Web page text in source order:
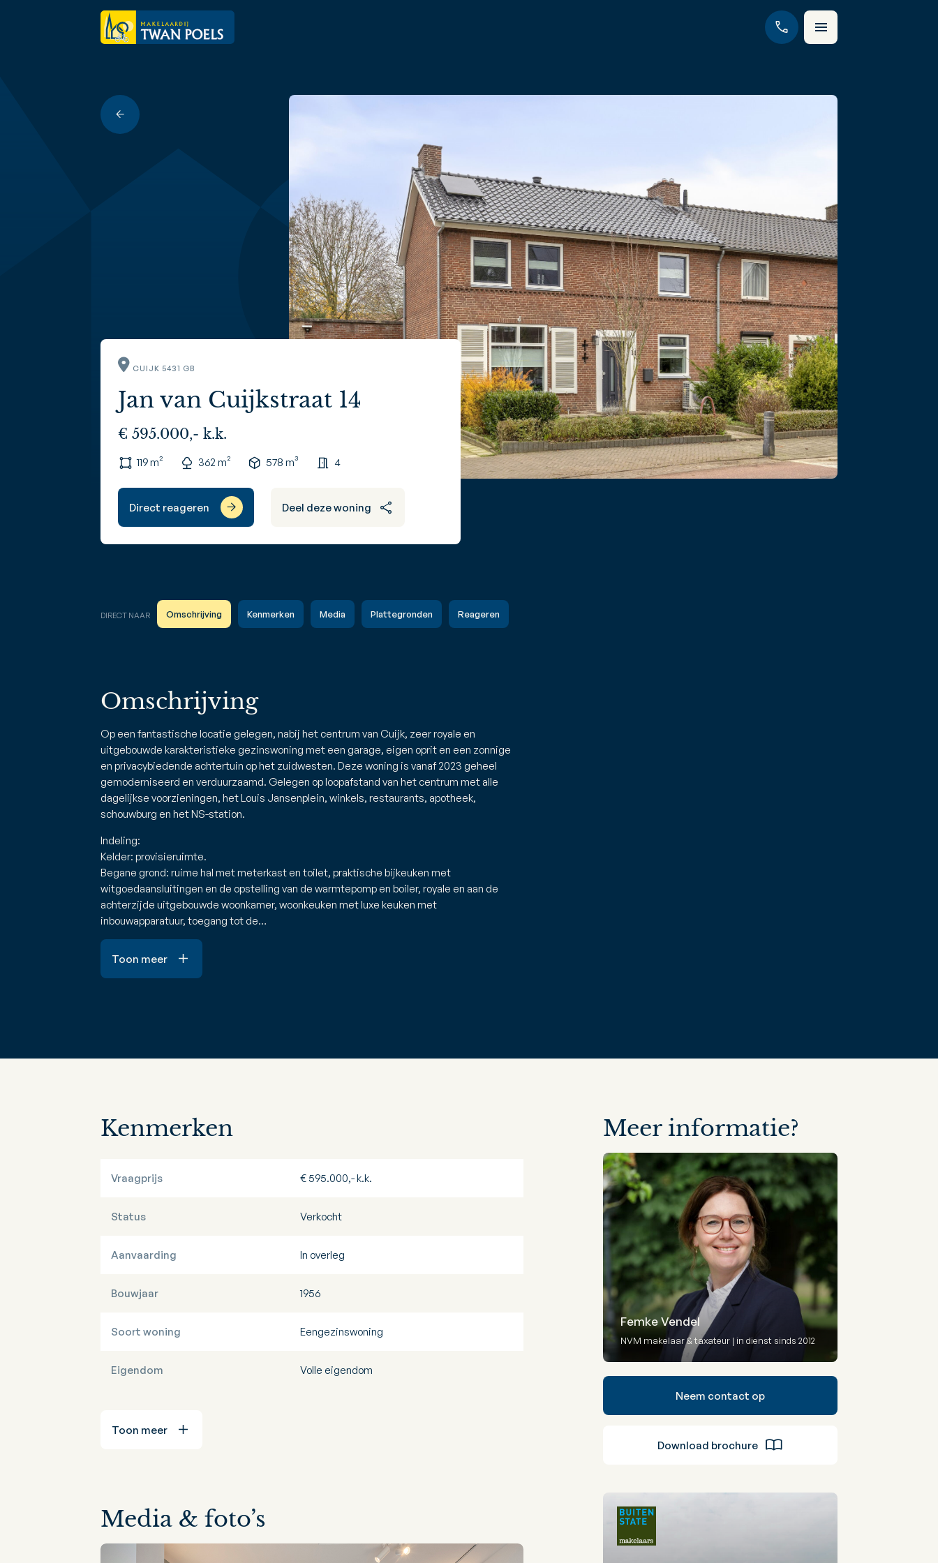
CUIJK 5431 GB
Jan van Cuijkstraat 14
€ 595.000,- k.k.
119 m² 362 m² 578 m³ 4
Direct reageren Deel deze woning
DIRECT NAAR Omschrijving Kenmerken Media Plattegronden Reageren
Omschrijving
Op een fantastische locatie gelegen, nabij het centrum van Cuijk, zeer royale en
uitgebouwde karakteristieke gezinswoning met een garage, eigen oprit en een zonnige
en privacybiedende achtertuin op het zuidwesten. Deze woning is vanaf 2023 geheel
gemoderniseerd en verduurzaamd. Gelegen op loopafstand van het centrum met alle
dagelijkse voorzieningen, het Louis Jansenplein, winkels, restaurants, apotheek,
schouwburg en het NS-station.
Indeling:
Kelder: provisieruimte.
Begane grond: ruime hal met meterkast en toilet, praktische bijkeuken met
witgoedaansluitingen en de opstelling van de warmtepomp en boiler, royale en aan de
achterzijde uitgebouwde woonkamer, woonkeuken met luxe keuken met
inbouwapparatuur, toegang tot de…
Toon meer
Kenmerken
Vraagprijs € 595.000,- k.k.
Status Verkocht
Aanvaarding In overleg
Bouwjaar 1956
Soort woning Eengezinswoning
Eigendom Volle eigendom
Toon meer
Media & foto’s
Meer informatie?
Femke Vendel
NVM makelaar & taxateur | in dienst sinds 2012
Neem contact op
Download brochure